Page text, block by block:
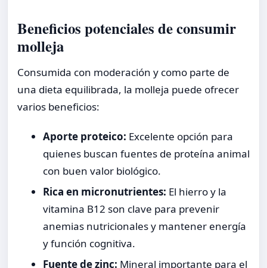
Beneficios potenciales de consumir
molleja
Consumida con moderación y como parte de
una dieta equilibrada, la molleja puede ofrecer
varios beneficios:
Aporte proteico: Excelente opción para
quienes buscan fuentes de proteína animal
con buen valor biológico.
Rica en micronutrientes: El hierro y la
vitamina B12 son clave para prevenir
anemias nutricionales y mantener energía
y función cognitiva.
Fuente de zinc: Mineral importante para el